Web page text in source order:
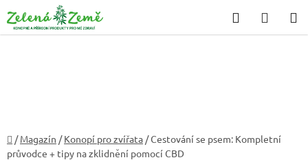
na
obsah
Hledat
KOŠÍK
Domů
/ Magazín / Konopí pro zvířata /Cestování se psem: Kompletní
průvodce + tipy na zklidnění pomocí CBD